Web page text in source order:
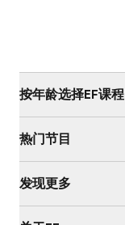
按年龄选择EF课程
热门节目
发现更多